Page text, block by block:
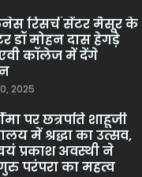
रिसर्च सेंटर मैसूर के
डॉ मोहन दास हेगड़े
कॉलेज में देंगे
2025
पर छत्रपति शाहूजी
में श्रद्धा का उत्सव,
प्रकाश अवस्थी ने
परंपरा का महत्व